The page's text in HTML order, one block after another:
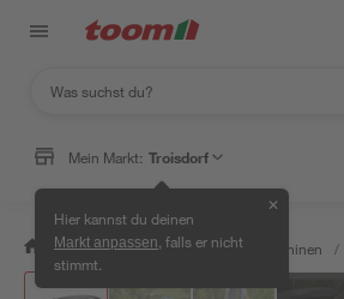
Mein Markt: Troisdorf
Hier kannst du deinen
Markt anpassen , falls er nicht
stimmt.
✕
/ Garten & Freizeit / Gartenmaschinen /